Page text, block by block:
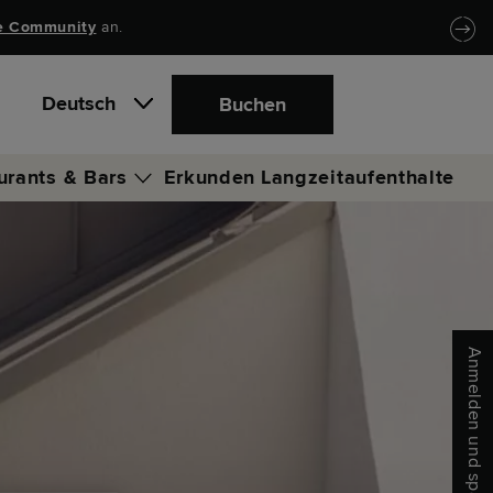
Community an.
Deutsch Buchen
& Bars
& Lounge
Erkunden Langzeitaufenthalte
Anmelden und sparen